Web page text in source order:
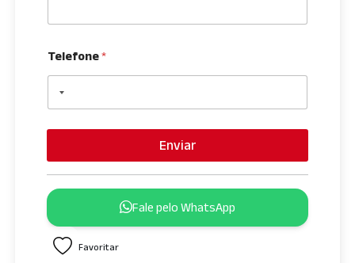
Telefone*
Enviar
Fale pelo WhatsApp
Favoritar